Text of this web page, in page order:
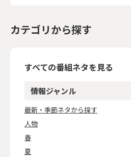
カテゴリから探す
すべての番組ネタを見る
情報ジャンル
最新・季節ネタから探す
人物
春
夏